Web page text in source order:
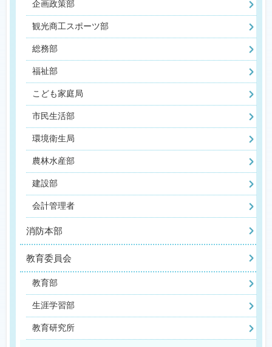
企画政策部
観光商工スポーツ部
総務部
福祉部
こども家庭局
市民生活部
環境衛生局
農林水産部
建設部
会計管理者
消防本部
教育委員会
教育部
生涯学習部
教育研究所